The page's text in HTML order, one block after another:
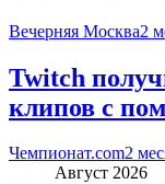
Вечерняя Москва2
Twitch
клипов с
Чемпионат.com2
Август 2026